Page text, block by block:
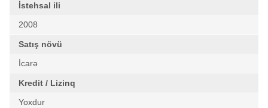
İstehsal ili
2008
Satış növü
İcarə
Kredit / Lizinq
Yoxdur